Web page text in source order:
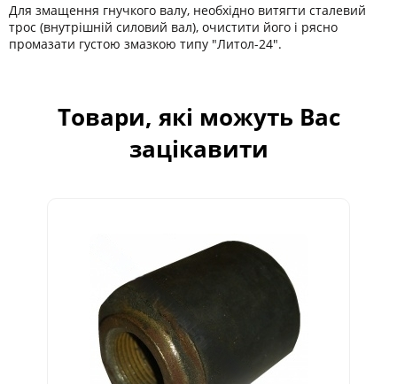
Для змащення гнучкого валу, необхідно витягти сталевий
трос (внутрішній силовий вал), очистити його і рясно
промазати густою змазкою типу "Литол-24".
Товари, які можуть Вас
зацікавити